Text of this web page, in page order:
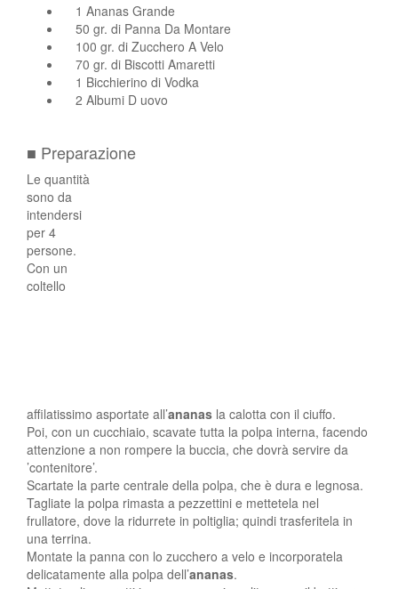
1 Ananas Grande
50 gr. di Panna Da Montare
100 gr. di Zucchero A Velo
70 gr. di Biscotti Amaretti
1 Bicchierino di Vodka
2 Albumi D uovo
■ Preparazione
Le quantità
sono da
intendersi
per 4
persone.
Con un
coltello
affilatissimo asportate all’ananas la calotta con il ciuffo.
Poi, con un cucchiaio, scavate tutta la polpa interna, facendo
attenzione a non rompere la buccia, che dovrà servire da
’contenitore’.
Scartate la parte centrale della polpa, che è dura e legnosa.
Tagliate la polpa rimasta a pezzettini e mettetela nel
frullatore, dove la ridurrete in poltiglia; quindi trasferitela in
una terrina.
Montate la panna con lo zucchero a velo e incorporatela
delicatamente alla polpa dell’ananas.